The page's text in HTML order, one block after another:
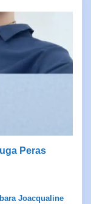
Peras
Joacqualine